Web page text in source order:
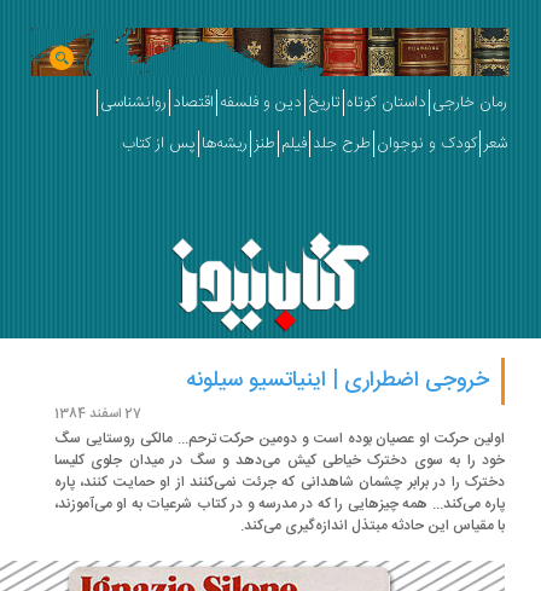
خارجی داستان کوتاه تاریخ دین و فلسفه اقتصاد روانشناسی
کودک و نوجوان طرح جلد فیلم طنز ریشه‌ها پس از کتاب
خروجی اضطراری | اینیاتسیو سیلونه
حرکت او عصیان بوده است و دومین حرکت ترحم... مالکی روستایی سگ
را به سوی دخترک خیاطی کیش می‌دهد و سگ در میدان جلوی کلیسا
را در برابر چشمان شاهدانی که جرئت نمی‌کنند از او حمایت کنند، پاره
می‌کند... همه چیزهایی را که در مدرسه و در کتاب شرعیات به او می‌آموزند،
مقیاس این حادثه مبتذل اندازه‌گیری می‌کند.